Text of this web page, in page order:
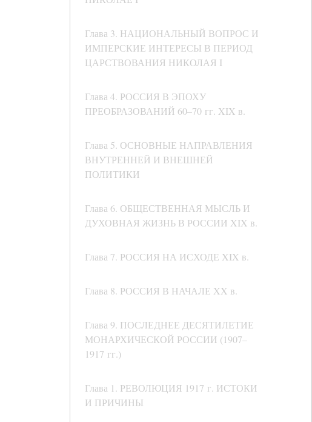
Глава 3. НАЦИОНАЛЬНЫЙ ВОПРОС И
ИМПЕРСКИЕ ИНТЕРЕСЫ В ПЕРИОД
ЦАРСТВОВАНИЯ НИКОЛАЯ I
Глава 4. РОССИЯ В ЭПОХУ
ПРЕОБРАЗОВАНИЙ 60–70 гг. XIX в.
Глава 5. ОСНОВНЫЕ НАПРАВЛЕНИЯ
ВНУТРЕННЕЙ И ВНЕШНЕЙ
ПОЛИТИКИ
Глава 6. ОБЩЕСТВЕННАЯ МЫСЛЬ И
ДУХОВНАЯ ЖИЗНЬ В РОССИИ XIX в.
Глава 7. РОССИЯ НА ИСХОДЕ XIX в.
Глава 8. РОССИЯ В НАЧАЛЕ XX в.
Глава 9. ПОСЛЕДНЕЕ ДЕСЯТИЛЕТИЕ
МОНАРХИЧЕСКОЙ РОССИИ (1907–
1917 гг.)
Глава 1. РЕВОЛЮЦИЯ 1917 г. ИСТОКИ
И ПРИЧИНЫ